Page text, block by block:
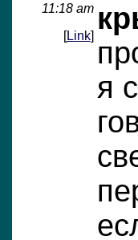
11:18 am
[Link]
я